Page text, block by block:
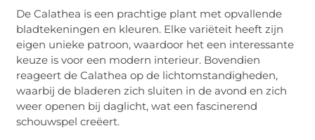
De Calathea is een prachtige plant met opvallende
bladtekeningen en kleuren. Elke variëteit heeft zijn
eigen unieke patroon, waardoor het een interessante
keuze is voor een modern interieur. Bovendien
reageert de Calathea op de lichtomstandigheden,
waarbij de bladeren zich sluiten in de avond en zich
weer openen bij daglicht, wat een fascinerend
schouwspel creëert.